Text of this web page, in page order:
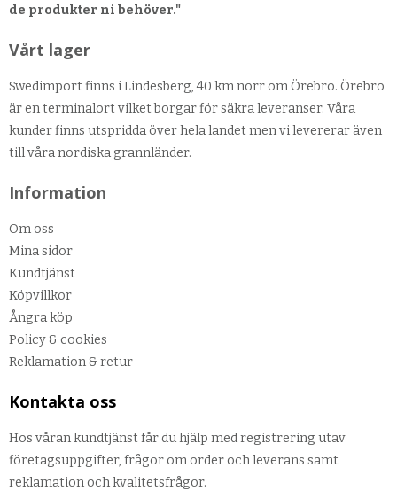
de produkter ni behöver."
Vårt lager
Swedimport finns i Lindesberg, 40 km norr om Örebro. Örebro
är en terminalort vilket borgar för säkra leveranser. Våra
kunder finns utspridda över hela landet men vi levererar även
till våra nordiska grannländer.
Information
Om oss
Mina sidor
Kundtjänst
Köpvillkor
Ångra köp
Policy & cookies
Reklamation & retur
Kontakta oss
Hos våran kundtjänst får du hjälp med registrering utav
företagsuppgifter, frågor om order och leverans samt
reklamation och kvalitetsfrågor.